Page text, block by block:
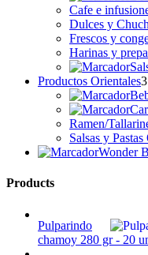
Cafe e
Dulces y
Frescos y
Harinas y
Productos Orientales
Ramen/
Salsas y
Wonder
Products
Pulparindo
chamoy 280 gr - 20